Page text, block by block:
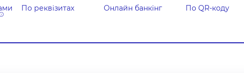
По реквізитах Онлайн банкінг По QR-коду